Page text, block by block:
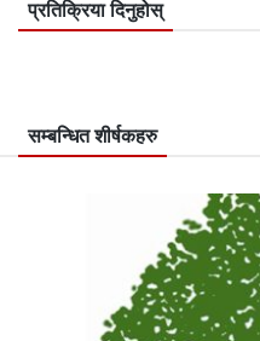
प्रतिक्रिया दिनुहोस्
सम्बन्धित शीर्षकहरु